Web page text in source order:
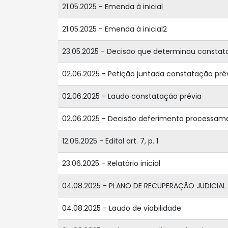
21.05.2025 - Emenda à inicial
21.05.2025 - Emenda à inicial2
23.05.2025 - Decisão que determinou
02.06.2025 - Petição juntada constatação
02.06.2025 - Laudo constatação prévia
02.06.2025 - Decisão deferimento
12.06.2025 - Edital art. 7, p. 1
23.06.2025 - Relatório inicial
04.08.2025 - PLANO DE RECUPERAÇÃO JUDICIAL
04.08.2025 - Laudo de viabilidade